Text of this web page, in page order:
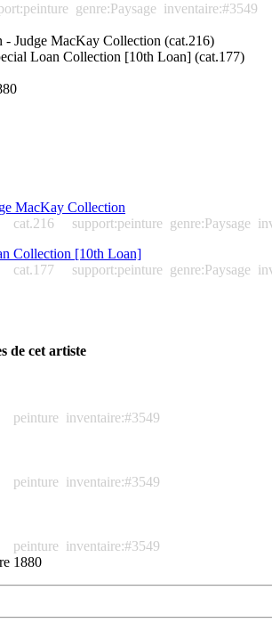
genre:Paysage inventaire:#3549
Judge MacKay Collection (cat.216)
Loan Collection [10th Loan] (cat.177)
MacKay Collection
cat.216 support:peinture genre:Paysage
Collection [10th Loan]
cat.177 support:peinture genre:Paysage
de cet artiste
peinture inventaire:#3549
peinture inventaire:#3549
peinture inventaire:#3549
1880